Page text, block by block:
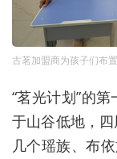
古茗加盟商为孩子们布
“茗光计划”的
于山谷低地，
几个瑶族、布